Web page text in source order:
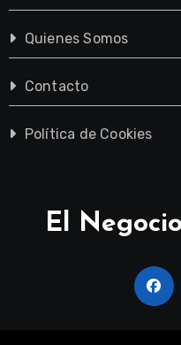
Quienes Somos
Contacto
Política de Cookies
El